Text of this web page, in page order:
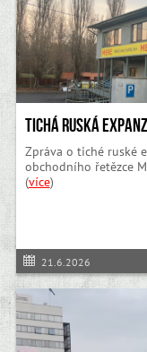
Tichá ruská
Zpráva o tiché ruské
obchodního řetězce
(více)
21.6.2026